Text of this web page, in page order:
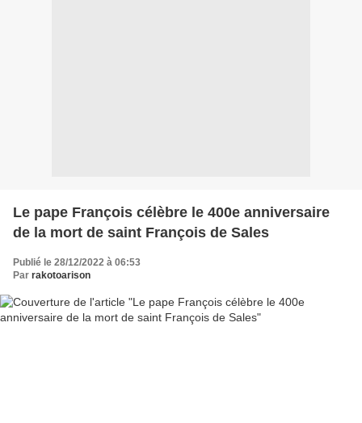
Le pape François célèbre le 400e anniversaire
de la mort de saint François de Sales
Publié le 28/12/2022 à 06:53
Par rakotoarison